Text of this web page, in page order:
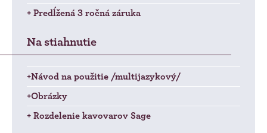
+ Predĺžená 3 ročná záruka
Na stiahnutie
+Návod na použitie /multijazykový/
+Obrázky
+ Rozdelenie kavovarov Sage